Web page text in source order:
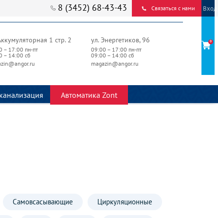
8 (3452) 68-43-43 Связаться с нами
1 стр. 2
– 17:00 пн-пт
– 14:00 сб
ул. Энергетиков, 96
09:00 – 17:00 пн-пт
09:00 – 14:00 сб
magazin@angor.ru
Автоматика Zont
Вход
0
Самовсасывающие Циркуляционные